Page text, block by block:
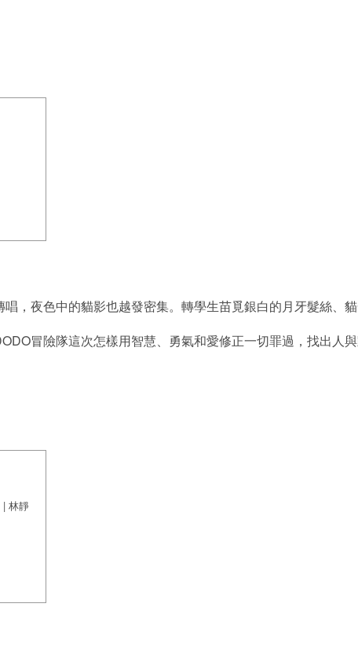
，夜色中的貓影也越發密集。轉學生苗覓銀白的月牙髮絲、
冒險隊這次怎樣用智慧、勇氣和愛修正一切罪過，找出人
| 林靜